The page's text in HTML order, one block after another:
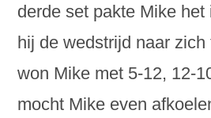
derde set pakte Mike
hij de wedstrijd naar
won Mike met 5-12, 12-
mocht Mike even